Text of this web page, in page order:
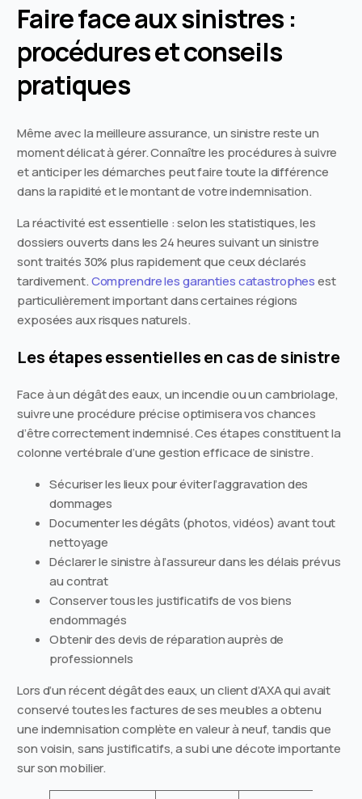
Faire face aux sinistres :
procédures et conseils
pratiques
Même avec la meilleure assurance, un sinistre reste un
moment délicat à gérer. Connaître les procédures à suivre
et anticiper les démarches peut faire toute la différence
dans la rapidité et le montant de votre indemnisation.
La réactivité est essentielle : selon les statistiques, les
dossiers ouverts dans les 24 heures suivant un sinistre
sont traités 30% plus rapidement que ceux déclarés
tardivement.Comprendre les garanties catastrophesest
particulièrement important dans certaines régions
exposées aux risques naturels.
Les étapes essentielles en cas de sinistre
Face à un dégât des eaux, un incendie ou un cambriolage,
suivre une procédure précise optimisera vos chances
d’être correctement indemnisé. Ces étapes constituent la
colonne vertébrale d’une gestion efficace de sinistre.
Sécuriser les lieux pour éviter l’aggravation des
dommages
Documenter les dégâts (photos, vidéos) avant tout
nettoyage
Déclarer le sinistre à l’assureur dans les délais prévus
au contrat
Conserver tous les justificatifs de vos biens
endommagés
Obtenir des devis de réparation auprès de
professionnels
Lors d’un récent dégât des eaux, un client d’AXA qui avait
conservé toutes les factures de ses meubles a obtenu
une indemnisation complète en valeur à neuf, tandis que
son voisin, sans justificatifs, a subi une décote importante
sur son mobilier.